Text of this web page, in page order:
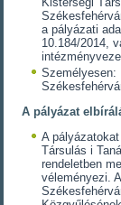
a pályázati
10.184/2014,
Személyesen:
A pályázat
A
Társulás i
rendeletben
véleményezi.